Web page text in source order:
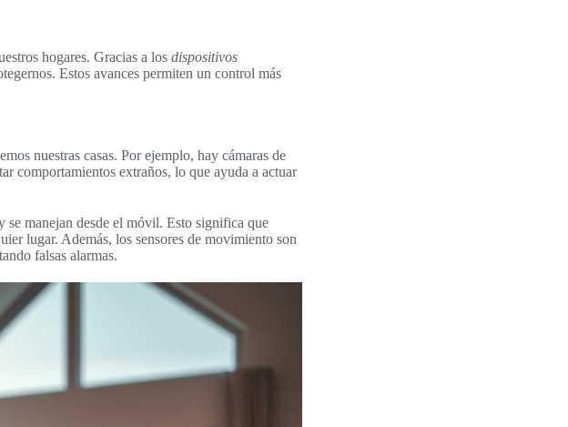
hogares. Gracias a los dispositivos
Estos avances permiten un control más
nuestras casas. Por ejemplo, hay cámaras de
comportamientos extraños, lo que ayuda a actuar
se manejan desde el móvil. Esto significa que
lugar. Además, los sensores de movimiento son
falsas alarmas.